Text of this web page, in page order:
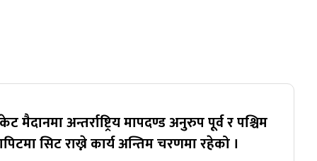
मैदानमा अन्तर्राष्ट्रिय मापदण्ड अनुरुप पूर्व र पश्चिम
सिट राख्ने कार्य अन्तिम चरणमा रहेको ।